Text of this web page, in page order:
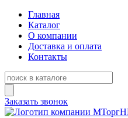
Главная
Каталог
О компании
Доставка и оплата
Контакты
Заказать звонок